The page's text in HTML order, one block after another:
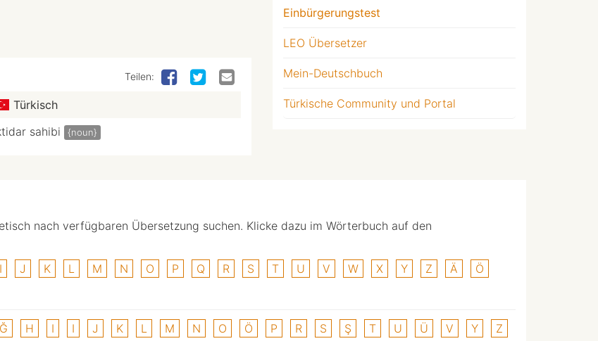
Teilen:
Türkisch
sahibi {noun}
Einbürgerungstest
LEO Übersetzer
Mein-Deutschbuch
Türkische Community und Portal
nach verfügbaren Übersetzung suchen. Klicke dazu im Wörterbuch auf den
I J K L M N O P Q R S T U V W X Y Z Ä
Ö
Ğ H I I J K L M N O Ö P R S Ş T U Ü V Y Z